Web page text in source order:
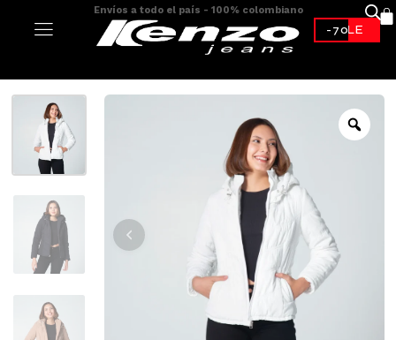
Envíos a todo el país - 100% colombiano
-70%*